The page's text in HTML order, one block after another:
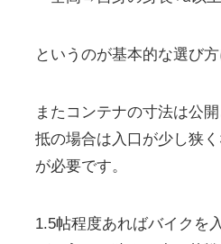
というのが基本的な選び方
またコンテナの寸法は公
抵の場合は入口が少し狭
が必要です。
1.5帖程度あればバイクを